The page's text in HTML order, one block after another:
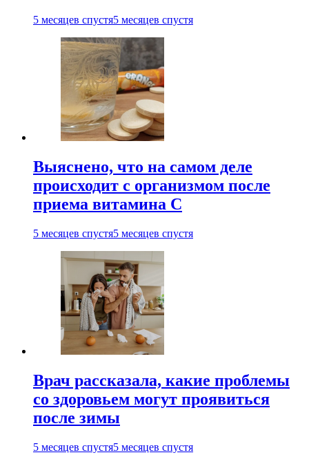
5 месяцев спустя5 месяцев спустя
Выяснено, что на самом деле
происходит с организмом после
приема витамина С
5 месяцев спустя5 месяцев спустя
Врач рассказала, какие проблемы
со здоровьем могут проявиться
после зимы
5 месяцев спустя5 месяцев спустя